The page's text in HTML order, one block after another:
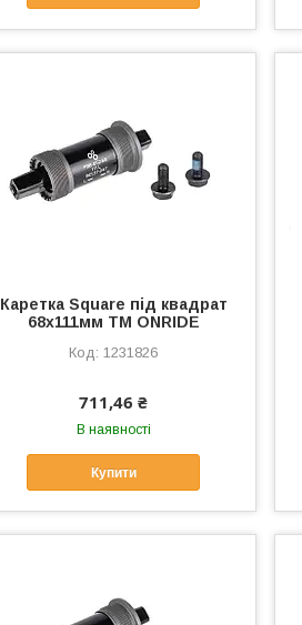
Каретка Square під квадрат
68x111мм ТМ ONRIDE
1231826
711,46 ₴
В наявності
Купити